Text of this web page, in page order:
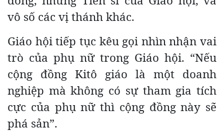
vô số các vị thánh khác.
Giáo hội tiếp tục kêu gọi nhìn nhận vai
trò của phụ nữ trong Giáo hội. “Nếu
cộng đồng Kitô giáo là một doanh
nghiệp mà không có sự tham gia tích
cực của phụ nữ thì cộng đồng này sẽ
phá sản”.